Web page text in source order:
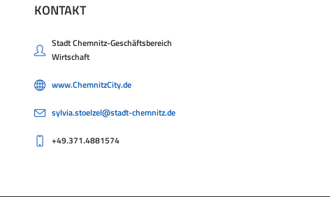
KONTAKT
Stadt Chemnitz-Geschäftsbereich
Wirtschaft
www.ChemnitzCity.de
sylvia.stoelzel@stadt-chemnitz.de
+49.371.4881574